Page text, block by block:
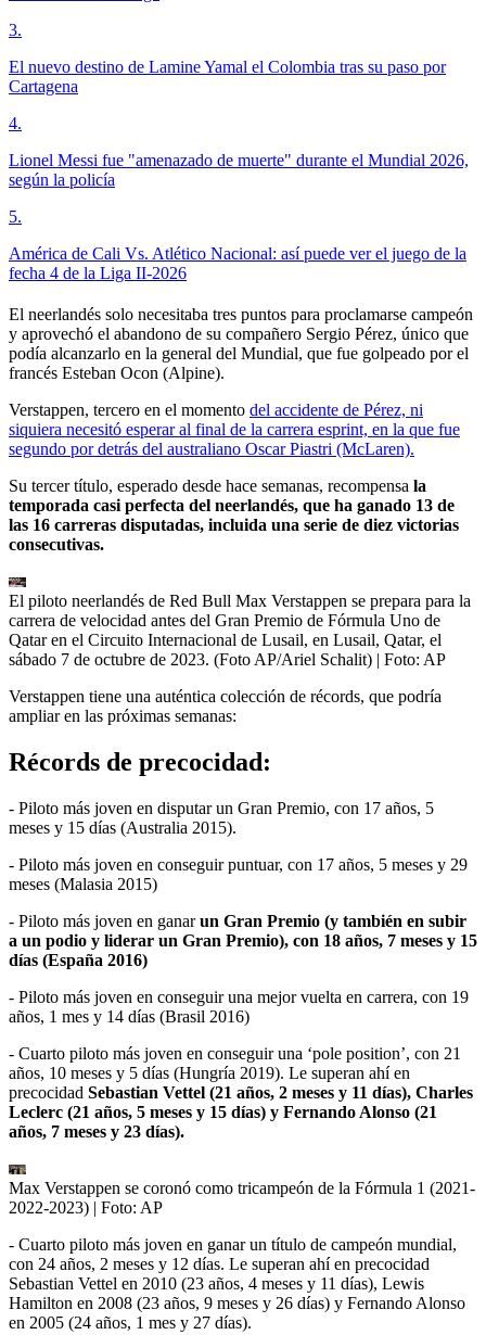
3.
El nuevo destino de Lamine Yamal el Colombia tras su paso por
Cartagena
4.
Lionel Messi fue "amenazado de muerte" durante el Mundial 2026,
según la policía
5.
América de Cali Vs. Atlético Nacional: así puede ver el juego de la
fecha 4 de la Liga II-2026
El neerlandés solo necesitaba tres puntos para proclamarse campeón
y aprovechó el abandono de su compañero Sergio Pérez, único que
podía alcanzarlo en la general del Mundial, que fue golpeado por el
francés Esteban Ocon (Alpine).
Verstappen, tercero en el momento del accidente de Pérez, ni
siquiera necesitó esperar al final de la carrera esprint, en la que fue
segundo por detrás del australiano Oscar Piastri (McLaren).
Su tercer título, esperado desde hace semanas, recompensa la
temporada casi perfecta del neerlandés, que ha ganado 13 de
las 16 carreras disputadas, incluida una serie de diez victorias
consecutivas.
El piloto neerlandés de Red Bull Max Verstappen se prepara para la
carrera de velocidad antes del Gran Premio de Fórmula Uno de
Qatar en el Circuito Internacional de Lusail, en Lusail, Qatar, el
sábado 7 de octubre de 2023. (Foto AP/Ariel Schalit) | Foto: AP
Verstappen tiene una auténtica colección de récords, que podría
ampliar en las próximas semanas:
Récords de precocidad:
- Piloto más joven en disputar un Gran Premio, con 17 años, 5
meses y 15 días (Australia 2015).
- Piloto más joven en conseguir puntuar, con 17 años, 5 meses y 29
meses (Malasia 2015)
- Piloto más joven en ganarun Gran Premio (y también en subir
a un podio y liderar un Gran Premio), con 18 años, 7 meses y 15
días (España 2016)
- Piloto más joven en conseguir una mejor vuelta en carrera, con 19
años, 1 mes y 14 días (Brasil 2016)
- Cuarto piloto más joven en conseguir una ‘pole position’, con 21
años, 10 meses y 5 días (Hungría 2019). Le superan ahí en
precocidad Sebastian Vettel (21 años, 2 meses y 11 días), Charles
Leclerc (21 años, 5 meses y 15 días) y Fernando Alonso (21
años, 7 meses y 23 días).
Max Verstappen se coronó como tricampeón de la Fórmula 1 (2021-
2022-2023) | Foto: AP
- Cuarto piloto más joven en ganar un título de campeón mundial,
con 24 años, 2 meses y 12 días. Le superan ahí en precocidad
Sebastian Vettel en 2010 (23 años, 4 meses y 11 días), Lewis
Hamilton en 2008 (23 años, 9 meses y 26 días) y Fernando Alonso
en 2005 (24 años, 1 mes y 27 días).